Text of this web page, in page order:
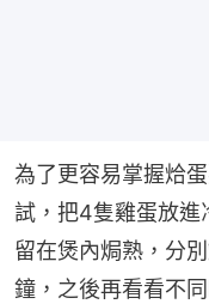
為了更容易掌握烚
試，把4隻雞蛋放進
留在煲內焗熟，分
鐘，之後再看看不